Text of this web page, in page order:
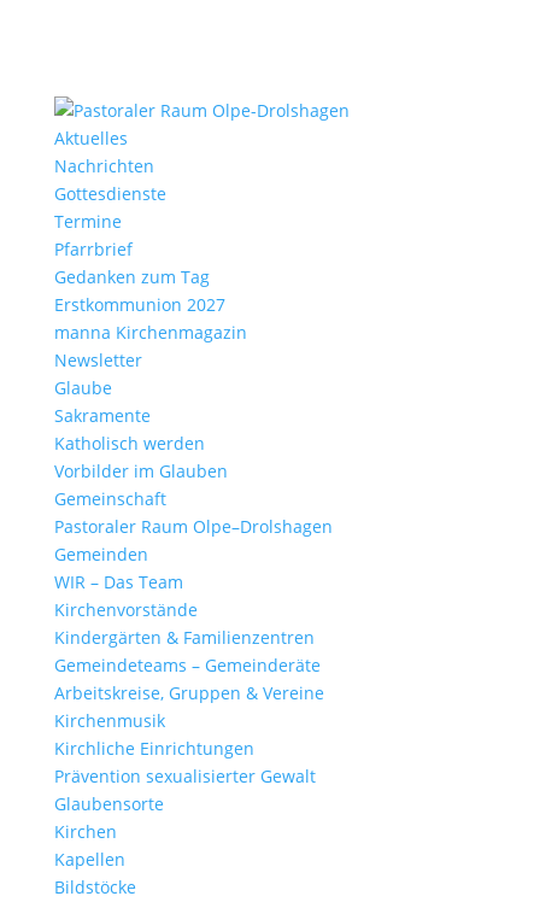
Aktu­elles
Nach­richten
Gottes­dienste
Termine
Pfarr­brief
Gedanken zum Tag
Erst­kom­mu­nion 2027
manna Kirchen­ma­gazin
News­letter
Glaube
Sakra­mente
Katho­lisch werden
Vorbilder im Glauben
Gemein­schaft
Pasto­raler Raum Olpe–Drolshagen
Gemeinden
WIR – Das Team
Kirchen­vor­stände
Kinder­gärten & Familienzentren
Gemein­de­teams – Gemeinderäte
Arbeits­kreise, Gruppen & Vereine
Kirchen­musik
Kirch­liche Einrichtungen
Präven­tion sexua­li­sierter Gewalt
Glau­ben­s­orte
Kirchen
Kapellen
Bild­stöcke